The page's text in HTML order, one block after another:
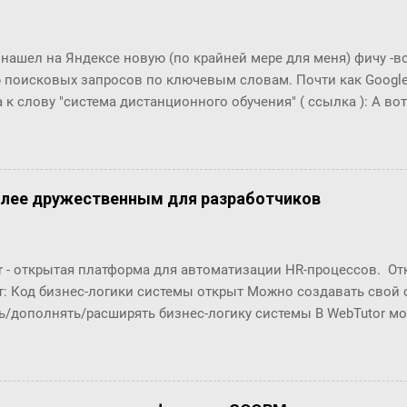
пить коньяк по утрам? ― Да, да, конечно, ― убежденно
нашел на Яндексе новую (по крайней мере для меня) фичу -
поисковых запросов по ключевым словам. Почти как Google
к слову "система дистанционного обучения" ( ссылка ): А
дружественным для разработчиков
- открытая платформа для автоматизации HR-процессов.
Код бизнес-логики системы открыт Можно создавать
дополнять/расширять бизнес-логику системы В WebTutor
обновлять версии и получать техническую
и разрабатывать "с нуля": Шаблоны
Настройки маршрутов согласований (Workflows)